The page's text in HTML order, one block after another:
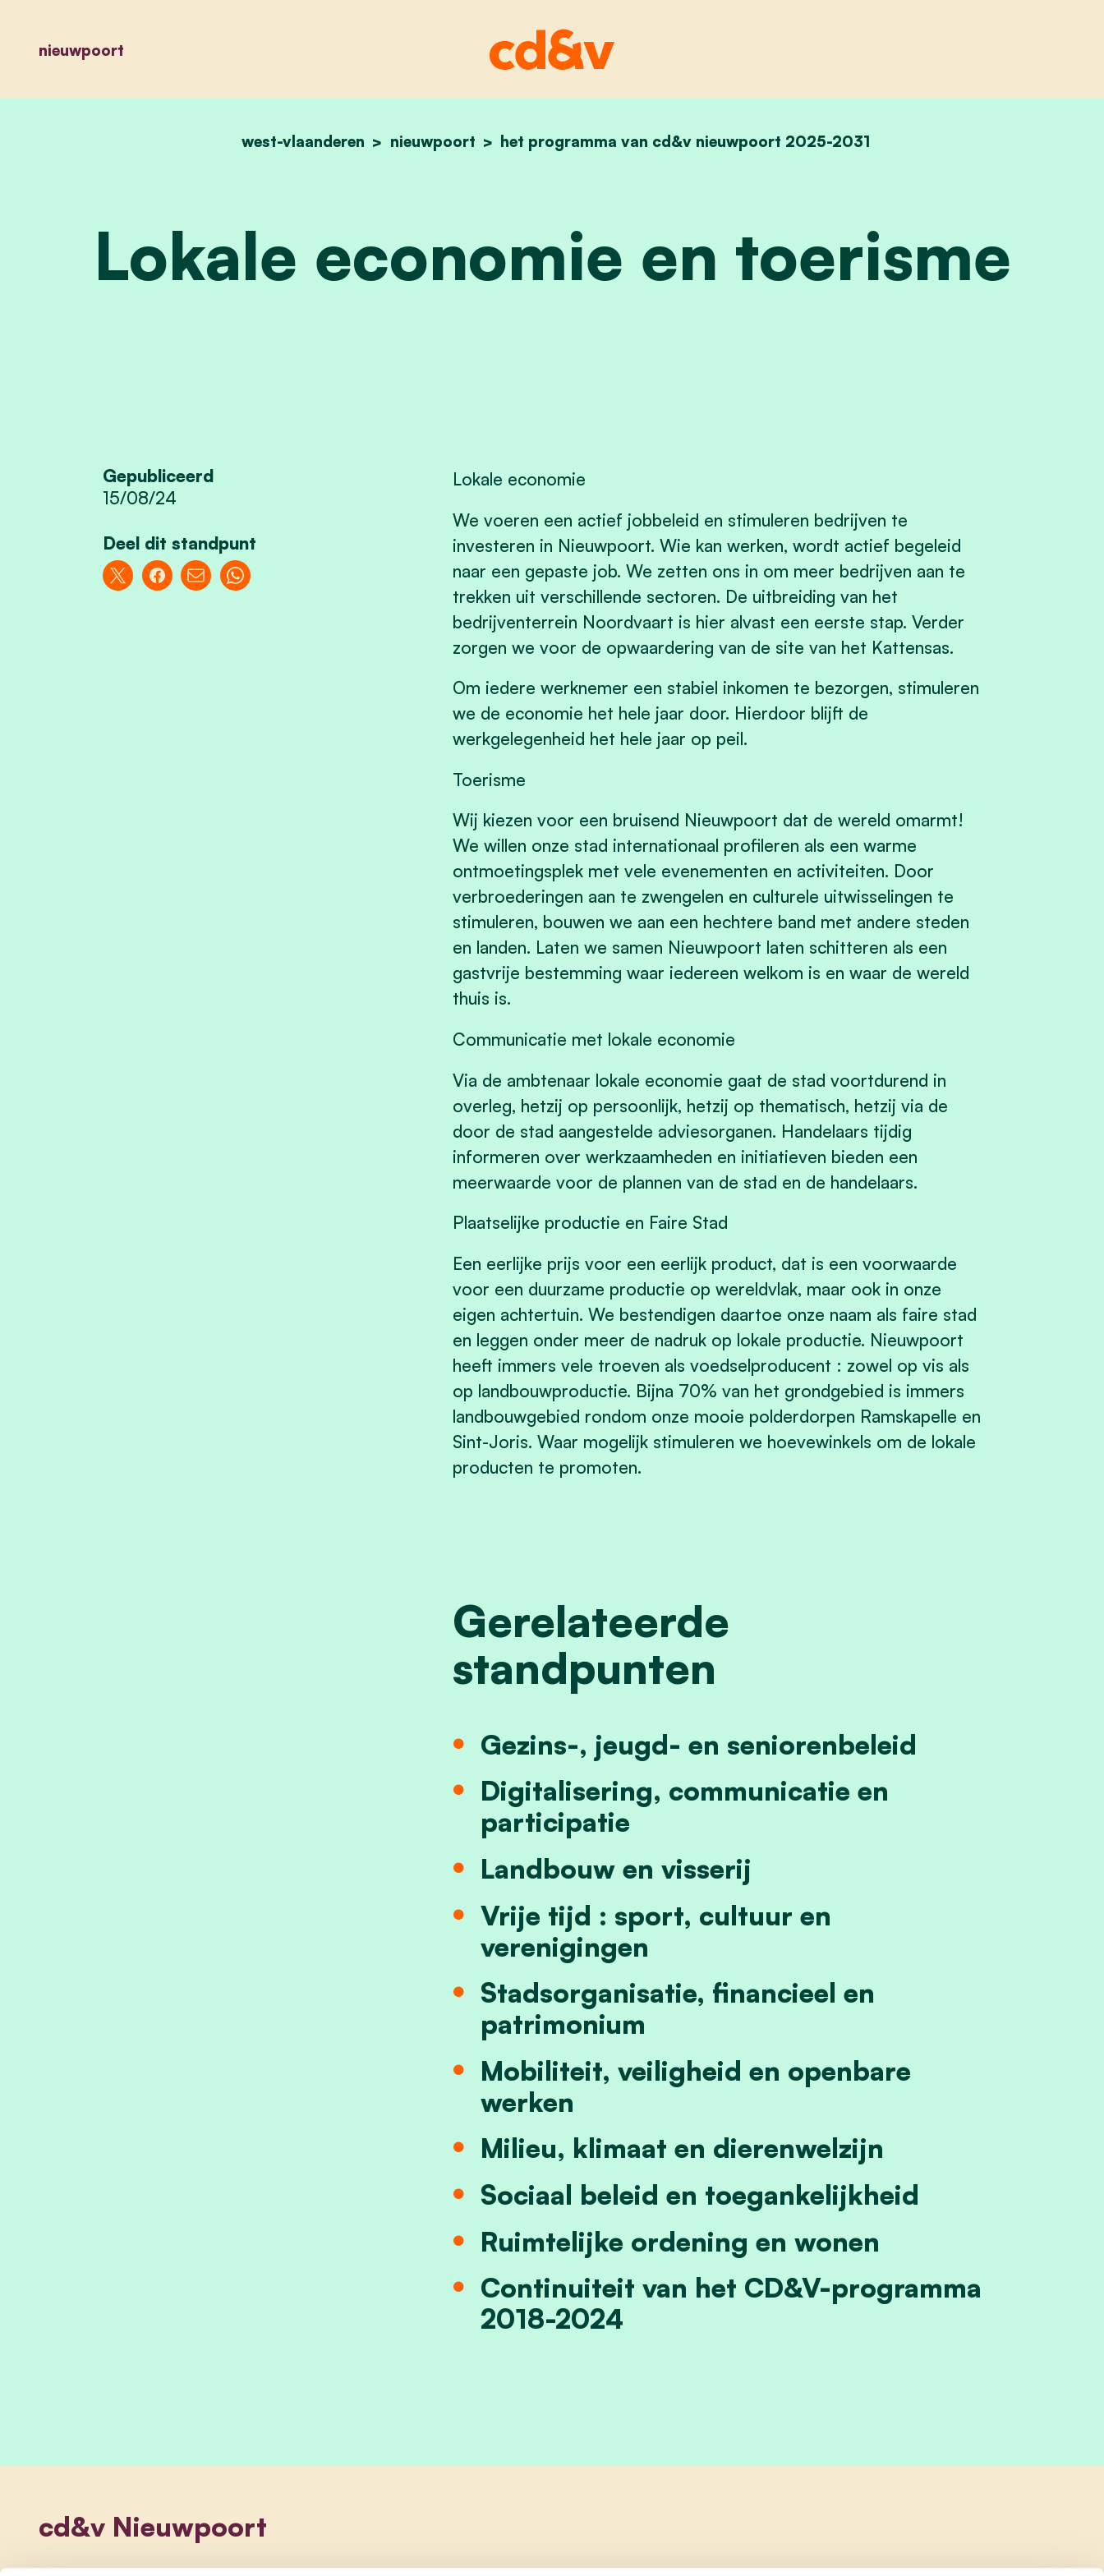
nieuwpoort
home
west-vlaanderen nieuwpoort het programma van cd&v nieuwpoort 2025-2031
1.4 lokale economie en toerisme
Lokale economie en toerisme
Gepubliceerd
15/08/24
Deel dit standpunt
Lokale economie
We voeren een actief jobbeleid en stimuleren bedrijven te
investeren in Nieuwpoort. Wie kan werken, wordt actief begeleid
naar een gepaste job. We zetten ons in om meer bedrijven aan te
trekken uit verschillende sectoren. De uitbreiding van het
bedrijventerrein Noordvaart is hier alvast een eerste stap. Verder
zorgen we voor de opwaardering van de site van het Kattensas.
Om iedere werknemer een stabiel inkomen te bezorgen, stimuleren
we de economie het hele jaar door. Hierdoor blijft de
werkgelegenheid het hele jaar op peil.
Toerisme
Wij kiezen voor een bruisend Nieuwpoort dat de wereld omarmt!
We willen onze stad internationaal profileren als een warme
ontmoetingsplek met vele evenementen en activiteiten. Door
verbroederingen aan te zwengelen en culturele uitwisselingen te
stimuleren, bouwen we aan een hechtere band met andere steden
en landen. Laten we samen Nieuwpoort laten schitteren als een
gastvrije bestemming waar iedereen welkom is en waar de wereld
thuis is.
Communicatie met lokale economie
Via de ambtenaar lokale economie gaat de stad voortdurend in
overleg, hetzij op persoonlijk, hetzij op thematisch, hetzij via de
door de stad aangestelde adviesorganen. Handelaars tijdig
informeren over werkzaamheden en initiatieven bieden een
meerwaarde voor de plannen van de stad en de handelaars.
Plaatselijke productie en Faire Stad
Een eerlijke prijs voor een eerlijk product, dat is een voorwaarde
voor een duurzame productie op wereldvlak, maar ook in onze
eigen achtertuin. We bestendigen daartoe onze naam als faire stad
en leggen onder meer de nadruk op lokale productie. Nieuwpoort
heeft immers vele troeven als voedselproducent : zowel op vis als
op landbouwproductie. Bijna 70% van het grondgebied is immers
landbouwgebied rondom onze mooie polderdorpen Ramskapelle en
Sint-Joris. Waar mogelijk stimuleren we hoevewinkels om de lokale
producten te promoten.
Gerelateerde
standpunten
Gezins-, jeugd- en seniorenbeleid
Digitalisering, communicatie en
participatie
Landbouw en visserij
Vrije tijd : sport, cultuur en
verenigingen
Stadsorganisatie, financieel en
patrimonium
Mobiliteit, veiligheid en openbare
werken
Milieu, klimaat en dierenwelzijn
Sociaal beleid en toegankelijkheid
Ruimtelijke ordening en wonen
Continuiteit van het CD&V-programma
2018-2024
cd&v Nieuwpoort